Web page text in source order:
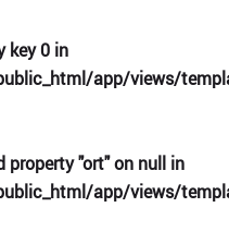
key 0 in
app/views/
property "ort" on null in
app/views/